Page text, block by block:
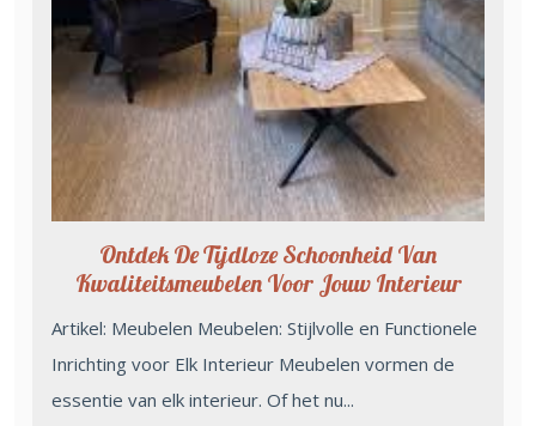
Ontdek De Tijdloze Schoonheid Van
Kwaliteitsmeubelen Voor Jouw Interieur
Artikel: Meubelen Meubelen: Stijlvolle en Functionele
Inrichting voor Elk Interieur Meubelen vormen de
essentie van elk interieur. Of het nu...